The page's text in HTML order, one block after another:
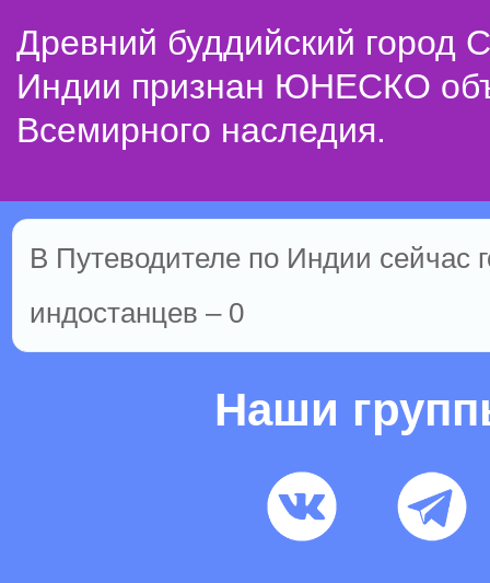
Древний буддийский город
Индии признан ЮНЕСКО
Всемирного наследия.
В Путеводителе по Индии сейчас
индостанцев – 0
Наши